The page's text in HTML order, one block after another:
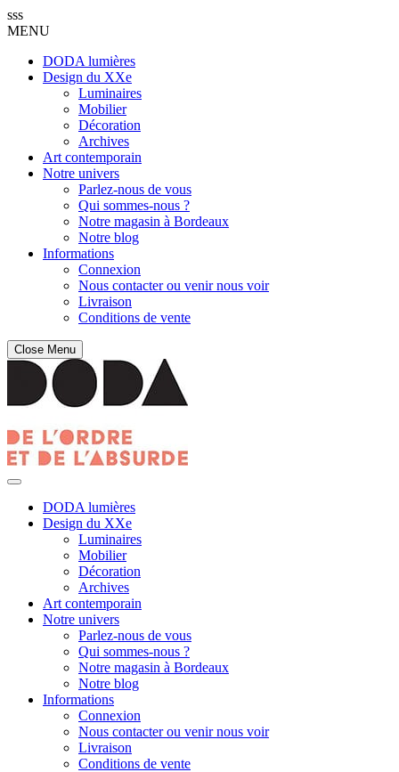
sss
MENU
DODA lumières
Design du XXe
Luminaires
Mobilier
Décoration
Archives
Art contemporain
Notre univers
Parlez-nous de vous
Qui sommes-nous ?
Notre magasin à Bordeaux
Notre blog
Informations
Connexion
Nous contacter ou venir nous voir
Livraison
Conditions de vente
Close Menu
DODA lumières
Design du XXe
Luminaires
Mobilier
Décoration
Archives
Art contemporain
Notre univers
Parlez-nous de vous
Qui sommes-nous ?
Notre magasin à Bordeaux
Notre blog
Informations
Connexion
Nous contacter ou venir nous voir
Livraison
Conditions de vente